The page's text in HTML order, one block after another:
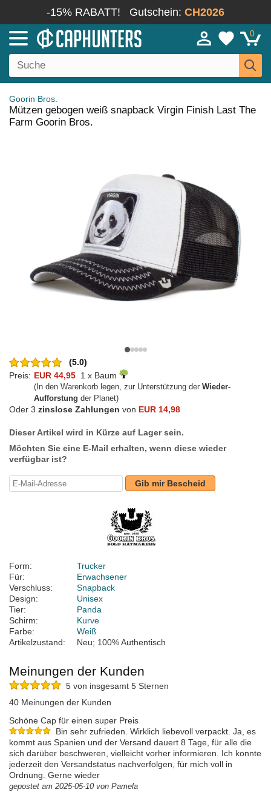
-15% RABATT! Gutschein: CH2026
0
Goorin Bros.
Mützen gebogen weiß snapback Virgin Finish Last The
Farm Goorin Bros.
(5.0)
Preis: EUR 44,95 1 x Baum
(In den Warenkorb legen, zur Unterstützung der Wieder-
Aufforstung der Planet)
Oder 3 zinslose Zahlungen von EUR 14,98
Dieser Artikel wird in Kürze auf Lager sein.
Möchten Sie eine E-Mail erhalten, wenn diese wieder
verfügbar ist?
Gib mir Bescheid
Form:
Trucker
Für:
Erwachsener
Verschluss:
Snapback
Design:
Unisex
Tier:
Panda
Schirm:
Kurve
Farbe:
Weiß
Artikelzustand:
Neu; 100% Authentisch
Meinungen der Kunden
5 von insgesamt 5 Sternen
40 Meinungen der Kunden
Schöne Cap für einen super Preis
Bin sehr zufrieden. Wirklich liebevoll verpackt. Ja, es
kommt aus Spanien und der Versand dauert 8 Tage, für alle die
sich darüber beschweren, vielleicht vorher informieren. Ich konnte
jederzeit den Versandstatus nachverfolgen, für mich voll in
Ordnung. Gerne wieder
gepostet am 2025-05-10 von Pamela